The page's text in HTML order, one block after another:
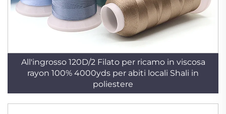
All'ingrosso 120D/2 Filato per ricamo in viscosa
rayon 100% 4000yds per abiti locali Shali in
poliestere